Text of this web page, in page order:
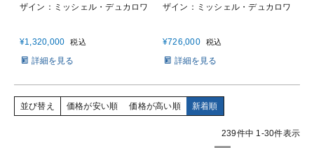
ザイン：ミッシェル・デュカロワ
¥1,320,000 税込
詳細を見る
ザイン：ミッシェル・デュカロワ
¥726,000 税込
詳細を見る
並び替え 価格が安い順 価格が高い順 新着順
239件中 1 -30件表示